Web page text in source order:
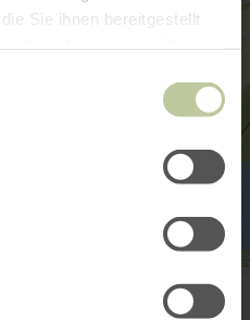
Sie ihnen bereitgestellt